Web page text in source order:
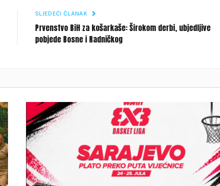
SLJEDEĆI ČLANAK
Prvenstvo BiH za košarkaše: Širokom derbi, ubjedljive
pobjede Bosne i Radničkog